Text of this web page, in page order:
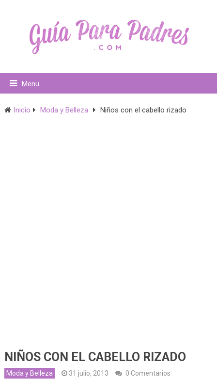
Menu
Inicio Moda y Belleza Niños con el cabello rizado
NIÑOS CON EL CABELLO RIZADO
Moda y Belleza 31 julio, 2013
0 Comentarios